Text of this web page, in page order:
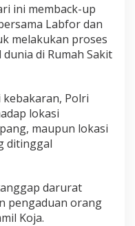
ini memback-up
Labfor dan
melakukan proses
di Rumah Sakit
Polri
lokasi
maupun lokasi
ditinggal
darurat
pengaduan orang
Koja.